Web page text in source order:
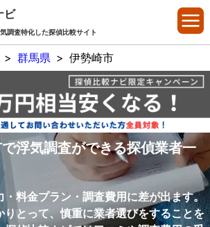
ビ
調査特化した探偵比較サイト
> 群馬県 > 伊勢崎市
浮気調査ができる探偵業者一
・料金プラン・調査費用に差が出ます。
りとって、慎重に業者選びをすることを